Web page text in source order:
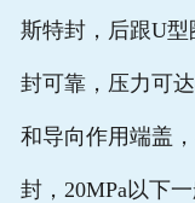
斯特封，后跟U
封可靠，压力可
和导向作用端盖
封，20MPa以下